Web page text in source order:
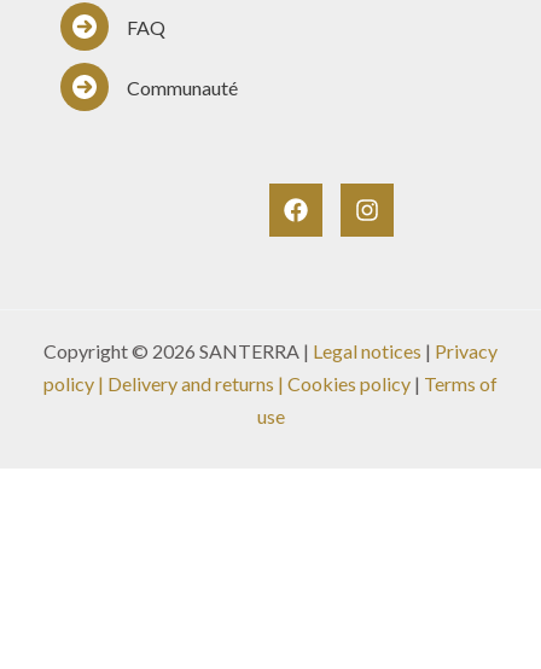
FAQ
Communauté
Copyright © 2026 SANTERRA | Legal notices | Privacy
policy | Delivery and returns | Cookies policy | Terms of
use